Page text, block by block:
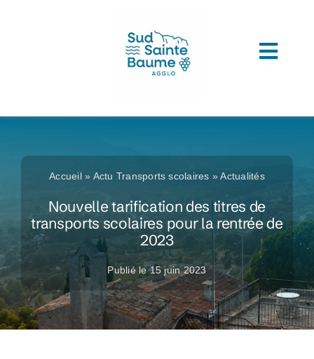
COMPRENDRE L’AGGLOMERATION
CONNAITRE SON ADMINISTRATION
DECOUVRIR SUD SAINTE BAUME
TOUTES LES ACTUS
LES MÉDIATHÈQUES
Accueil» Actu Transports scolaires »Actualités
Nouvelle tarification des titres de
transports scolaires pour la rentrée de
2023
Publié le 15 juin 2023